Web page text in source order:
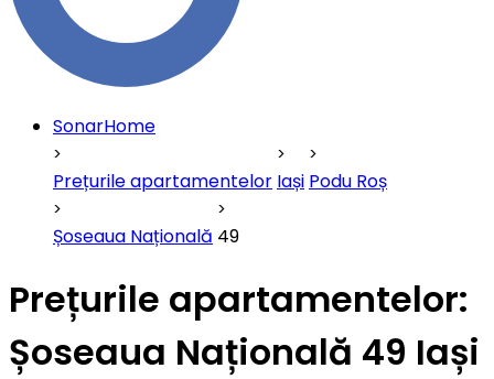
SonarHome
Prețurile apartamentelor Iași Podu Roș
Șoseaua Națională 49
Prețurile apartamentelor:
Șoseaua Națională 49 Iași